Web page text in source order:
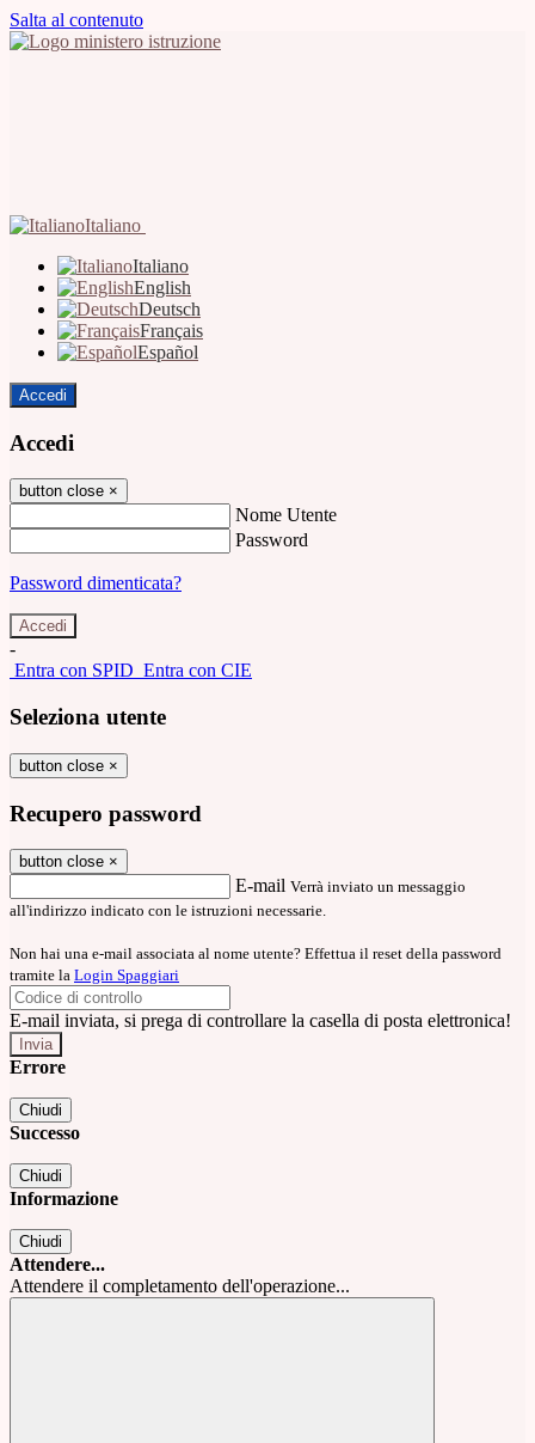
Salta al contenuto
Italiano
Italiano
English
Deutsch
Français
Español
Accedi
Accedi
button close ×
Nome Utente
Password
Password dimenticata?
-
Entra con SPID Entra con CIE
Seleziona utente
button close ×
Recupero password
button close ×
E-mail Verrà inviato un messaggio
all'indirizzo indicato con le istruzioni necessarie.
Non hai una e-mail associata al nome utente? Effettua il reset della password
tramite la Login Spaggiari
E-mail inviata, si prega di controllare la casella di posta elettronica!
Errore
Chiudi
Successo
Chiudi
Informazione
Chiudi
Attendere...
Attendere il completamento dell'operazione...